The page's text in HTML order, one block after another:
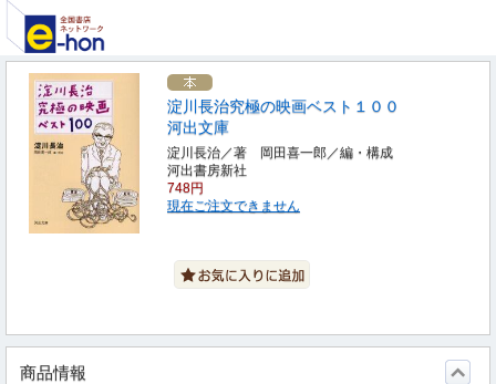
淀川長治究極の映画ベスト１００
河出文庫
淀川長治／著 岡田喜一郎／編・構成
河出書房新社
748円
現在ご注文できません
商品情報